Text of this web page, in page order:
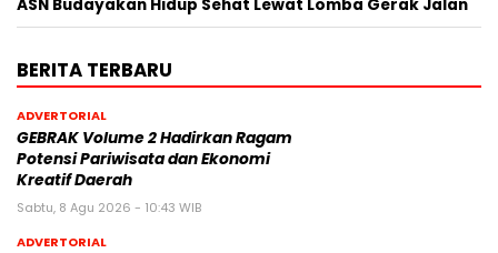
ASN Budayakan Hidup Sehat Lewat Lomba Gerak Jalan
BERITA TERBARU
ADVERTORIAL
GEBRAK Volume 2 Hadirkan Ragam
Potensi Pariwisata dan Ekonomi
Kreatif Daerah
Sabtu, 8 Agu 2026 - 10:43 WIB
ADVERTORIAL